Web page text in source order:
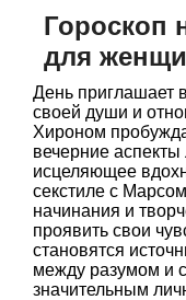
Гороскоп
для
День приглашает
своей души и
Хироном
вечерние
исцеляющее
секстиле с
начинания и
проявить свои
становятся
между разумом и
значительным